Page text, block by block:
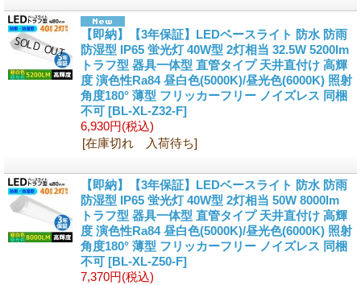
【即納】【3年保証】LEDベースライト 防水 防雨
防湿型 IP65 蛍光灯 40W型 2灯相当 32.5W 5200lm
トラフ型 器具一体型 直管タイプ 天井直付け 高輝
度 演色性Ra84 昼白色(5000K)/昼光色(6000K) 照射
角度180° 薄型 フリッカーフリー ノイズレス 同梱
不可 [BL-XL-Z32-F]
6,930円(税込)
[在庫切れ 入荷待ち]
【即納】【3年保証】LEDベースライト 防水 防雨
防湿型 IP65 蛍光灯 40W型 2灯相当 50W 8000lm
トラフ型 器具一体型 直管タイプ 天井直付け 高輝
度 演色性Ra84 昼白色(5000K)/昼光色(6000K) 照射
角度180° 薄型 フリッカーフリー ノイズレス 同梱
不可 [BL-XL-Z50-F]
7,370円(税込)